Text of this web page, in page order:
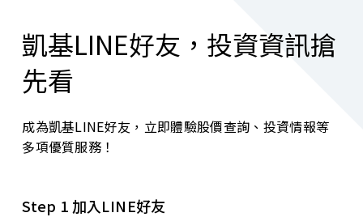
凱基LINE好友，投資資訊搶
先看
成為凱基LINE好友，立即體驗股價查詢、投資情報等
多項優質服務！
Step 1 加入LINE好友